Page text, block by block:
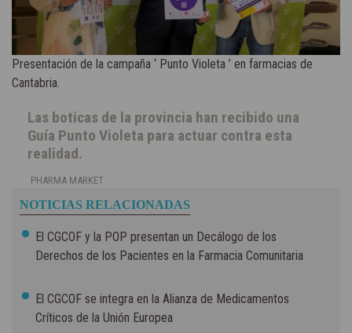
Presentación de la campaña ‘ Punto Violeta ’ en farmacias de
Cantabria.
Las boticas de la provincia han recibido una
Guía Punto Violeta para actuar contra esta
realidad.
PHARMA MARKET
NOTICIAS RELACIONADAS
El CGCOF y la POP presentan un Decálogo de los
Derechos de los Pacientes en la Farmacia Comunitaria
El CGCOF se integra en la Alianza de Medicamentos
Críticos de la Unión Europea